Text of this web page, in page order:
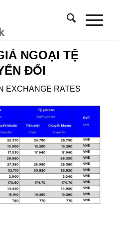
NGOẠI TỆ
ĐỔI
EXCHANGE RATES